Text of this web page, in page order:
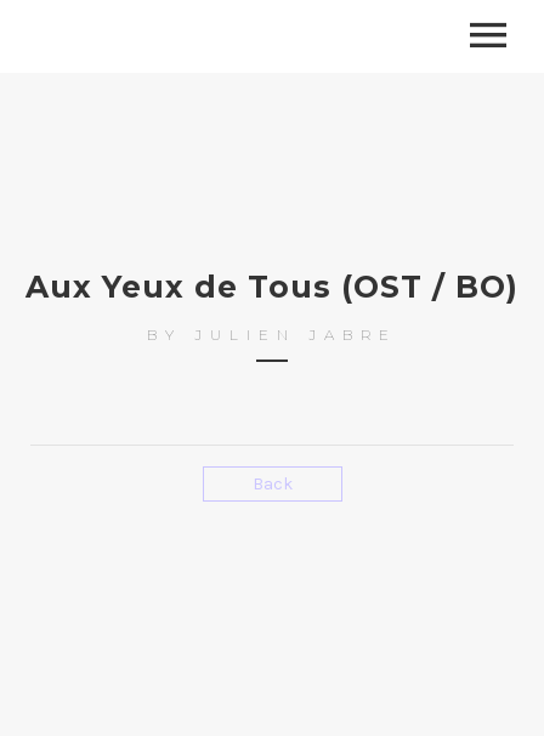
Aux Yeux de Tous (OST / BO)
BY JULIEN JABRE
Back